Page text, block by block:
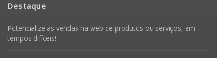
Destaque
Potencialize as vendas na web de produtos ou serviços, em
tempos difíceis!